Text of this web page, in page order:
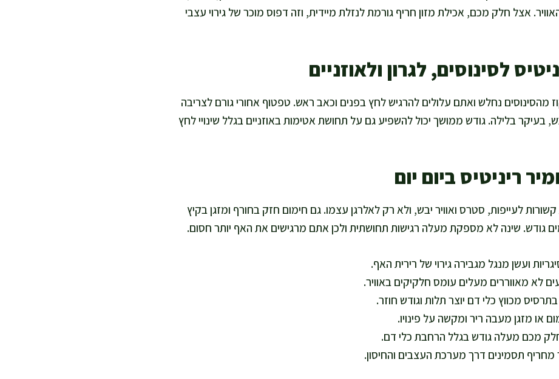
אצל חלק מכם, אכילת מזון חריף גורמת לנזלת מיידית, וזה דפוס מוכר של גירוי עצבי
לסינוסים, לגרון ולאוזניים
מהסינוסים נחלש ואתם עלולים להרגיש לחץ בפנים וכאב ראש. טפטוף אחורי גורם לצריבה
בעיקר בלילה. גודש ממושך יכול להשפיע גם על תחושת אטימות באוזניים בגלל שינויי לחץ
ריניטיס ביום יום
לעייפות, סטרס ואוויר יבש, ולא רק לאלרגן עצמו. גם חימום חזק בחורף ומזגן בקיץ
גודש. שינה לא מספקת מעלה רגישות תחושתית ולכן אתם מרגישים את האף יותר חסום.
ועשן מנגל מגבירה גירוי של רירית האף.
לא מאווררים מעלים עומס חלקיקים באוויר.
מכווץ כלי דם יוצר תלות וגודש חוזר.
או מזגן מעבה ריר ומקשה על פינויו.
מכם מעלה גודש בגלל הרחבת כלי דם.
תסמינים דרך מערכת העצבים והחיסון.